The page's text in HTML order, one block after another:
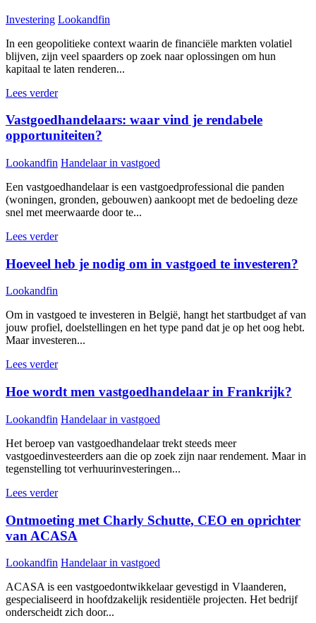
Investering Lookandfin
In een geopolitieke context waarin de financiële markten volatiel
blijven, zijn veel spaarders op zoek naar oplossingen om hun
kapitaal te laten renderen...
Lees verder
Vastgoedhandelaars: waar vind je rendabele
opportuniteiten?
Lookandfin Handelaar in vastgoed
Een vastgoedhandelaar is een vastgoedprofessional die panden
(woningen, gronden, gebouwen) aankoopt met de bedoeling deze
snel met meerwaarde door te...
Lees verder
Hoeveel heb je nodig om in vastgoed te investeren?
Lookandfin
Om in vastgoed te investeren in België, hangt het startbudget af van
jouw profiel, doelstellingen en het type pand dat je op het oog hebt.
Maar investeren...
Lees verder
Hoe wordt men vastgoedhandelaar in Frankrijk?
Lookandfin Handelaar in vastgoed
Het beroep van vastgoedhandelaar trekt steeds meer
vastgoedinvesteerders aan die op zoek zijn naar rendement. Maar in
tegenstelling tot verhuurinvesteringen...
Lees verder
Ontmoeting met Charly Schutte, CEO en oprichter
van ACASA
Lookandfin Handelaar in vastgoed
ACASA is een vastgoedontwikkelaar gevestigd in Vlaanderen,
gespecialiseerd in hoofdzakelijk residentiële projecten. Het bedrijf
onderscheidt zich door...